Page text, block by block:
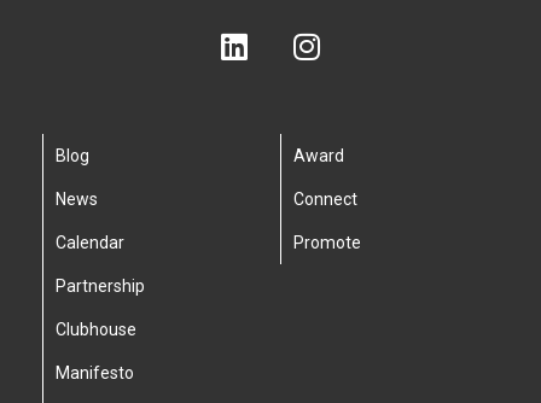
Blog
News
Calendar
Partnership
Clubhouse
Manifesto
Award
Connect
Promote